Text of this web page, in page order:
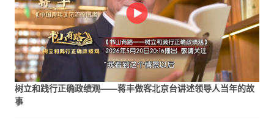
树立和践行正确政绩观——蒋丰做客北京台讲述领导人当年的故
事